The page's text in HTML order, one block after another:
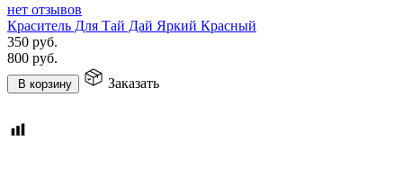
нет отзывов
Краситель Для Тай Дай Яркий Красный
350 руб.
800 руб.
В корзину Заказать